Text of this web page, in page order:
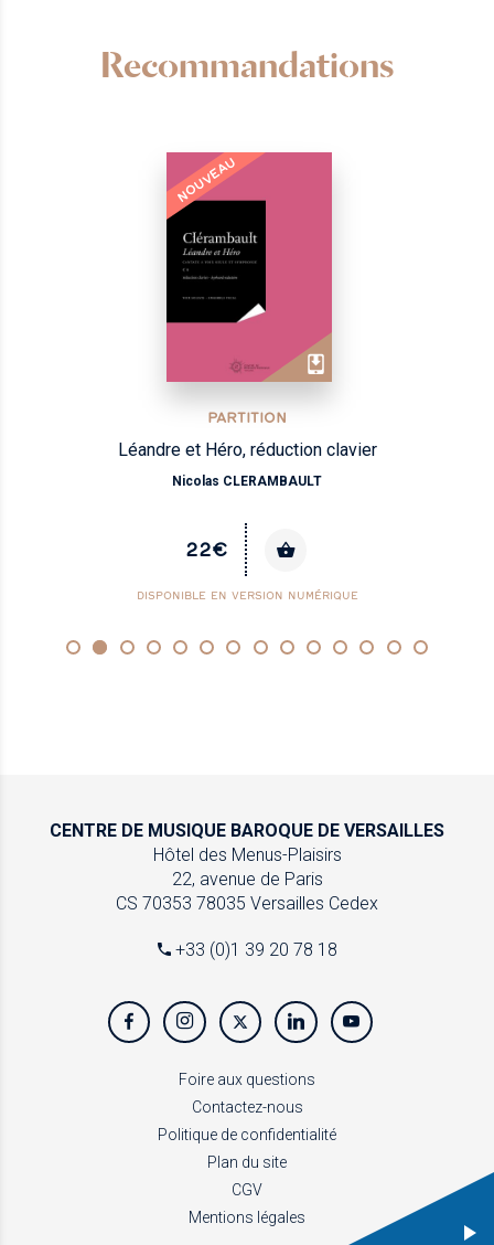
Recommandations
NOUVEAU
PARTITION
Léandre et Héro, réduction clavier
Nicolas CLERAMBAULT
22€
DISPONIBLE EN VERSION NUMÉRIQUE
CENTRE DE MUSIQUE BAROQUE DE VERSAILLES
Hôtel des Menus-Plaisirs
22, avenue de Paris
CS 70353 78035 Versailles Cedex
+33 (0)1 39 20 78 18
Foire aux questions
Contactez-nous
Politique de confidentialité
Plan du site
CGV
Mentions légales